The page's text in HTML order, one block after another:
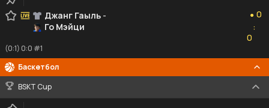
Джанг Гаыль -
Го Мэйци
● 0
:
0
(0:1) 0:0 #1
Баскетбол
BSKT Cup